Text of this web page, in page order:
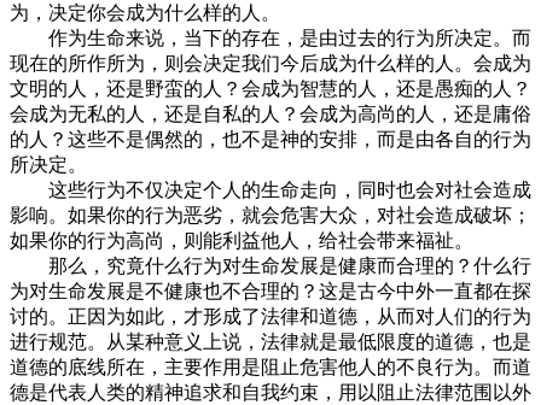
为，决定你会成为什么样的人。
作为生命来说，当下的存在，是由过去的行为所决定。而
现在的所作所为，则会决定我们今后成为什么样的人。会成为
文明的人，还是野蛮的人？会成为智慧的人，还是愚痴的人？
会成为无私的人，还是自私的人？会成为高尚的人，还是庸俗
的人？这些不是偶然的，也不是神的安排，而是由各自的行为
所决定。
这些行为不仅决定个人的生命走向，同时也会对社会造成
影响。如果你的行为恶劣，就会危害大众，对社会造成破坏；
如果你的行为高尚，则能利益他人，给社会带来福祉。
那么，究竟什么行为对生命发展是健康而合理的？什么行
为对生命发展是不健康也不合理的？这是古今中外一直都在探
讨的。正因为如此，才形成了法律和道德，从而对人们的行为
进行规范。从某种意义上说，法律就是最低限度的道德，也是
道德的底线所在，主要作用是阻止危害他人的不良行为。而道
德是代表人类的精神追求和自我约束，用以阻止法律范围以外